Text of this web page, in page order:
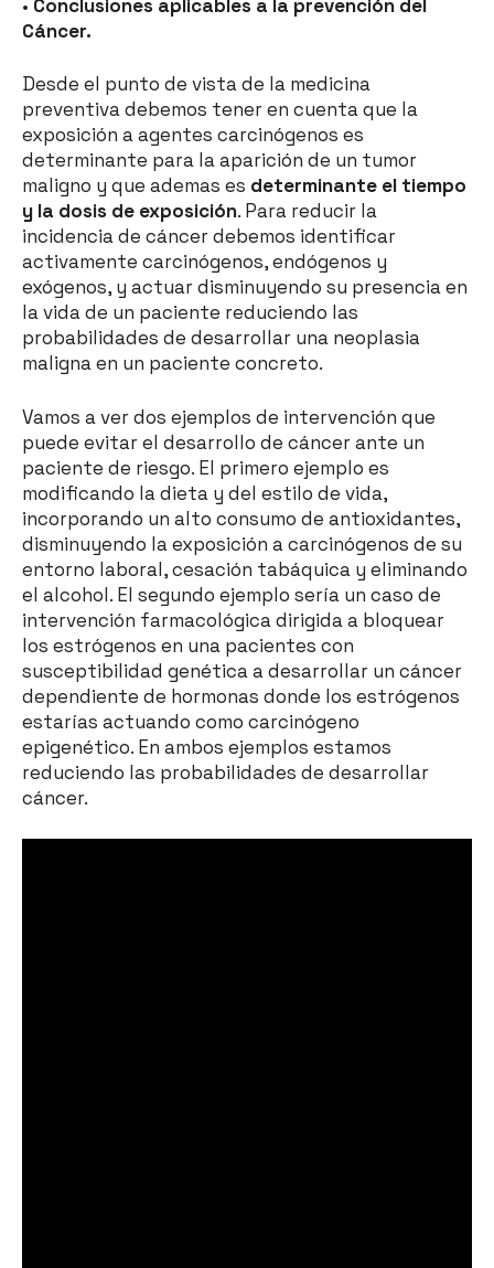
• Conclusiones aplicables a la prevención del
Cáncer.
Desde el punto de vista de la medicina
preventiva debemos tener en cuenta que la
exposición a agentes carcinógenos es
determinante para la aparición de un tumor
maligno y que ademas es determinante el tiempo
y la dosis de exposición. Para reducir la
incidencia de cáncer debemos identificar
activamente carcinógenos, endógenos y
exógenos, y actuar disminuyendo su presencia en
la vida de un paciente reduciendo las
probabilidades de desarrollar una neoplasia
maligna en un paciente concreto.
Vamos a ver dos ejemplos de intervención que
puede evitar el desarrollo de cáncer ante un
paciente de riesgo. El primero ejemplo es
modificando la dieta y del estilo de vida,
incorporando un alto consumo de antioxidantes,
disminuyendo la exposición a carcinógenos de su
entorno laboral, cesación tabáquica y eliminando
el alcohol. El segundo ejemplo sería un caso de
intervención farmacológica dirigida a bloquear
los estrógenos en una pacientes con
susceptibilidad genética a desarrollar un cáncer
dependiente de hormonas donde los estrógenos
estarías actuando como carcinógeno
epigenético. En ambos ejemplos estamos
reduciendo las probabilidades de desarrollar
cáncer.